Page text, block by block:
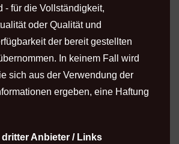
- für die Vollständigkeit,
oder Qualität und
der bereit gestellten
In keinem Fall wird
sich aus der Verwendung der
ergeben, eine Haftung
dritter Anbieter / Links